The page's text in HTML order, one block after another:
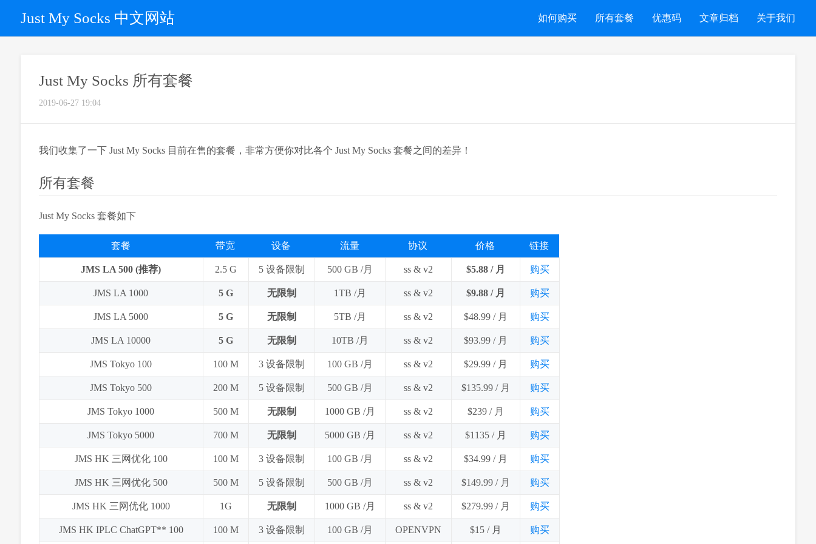
Just My Socks 中文网站 如何购买 所有套餐 优惠码 文章归档 关于我们
Just My Socks 所有套餐
2019-06-27 19:04
我们收集了一下 Just My Socks 目前在售的套餐，非常方便你对比各个 Just My Socks 套餐之间的差异！
所有套餐
Just My Socks 套餐如下
套餐 带宽 设备 流量 协议 价格 链接
JMS LA 500 (推荐) 2.5 G 5 设备限制 500 GB /月 ss & v2 $5.88 / 月 购买
JMS LA 1000 5 G 无限制 1TB /月 ss & v2 $9.88 / 月 购买
JMS LA 5000 5 G 无限制 5TB /月 ss & v2 $48.99 / 月 购买
JMS LA 10000 5 G 无限制 10TB /月 ss & v2 $93.99 / 月 购买
JMS Tokyo 100 100 M 3 设备限制 100 GB /月 ss & v2 $29.99 / 月 购买
JMS Tokyo 500 200 M 5 设备限制 500 GB /月 ss & v2 $135.99 / 月 购买
JMS Tokyo 1000 500 M 无限制 1000 GB /月 ss & v2 $239 / 月 购买
JMS Tokyo 5000 700 M 无限制 5000 GB /月 ss & v2 $1135 / 月 购买
JMS HK 三网优化 100 100 M 3 设备限制 100 GB /月 ss & v2 $34.99 / 月 购买
JMS HK 三网优化 500 500 M 5 设备限制 500 GB /月 ss & v2 $149.99 / 月 购买
JMS HK 三网优化 1000 1G 无限制 1000 GB /月 ss & v2 $279.99 / 月 购买
JMS HK IPLC ChatGPT** 100 100 M 3 设备限制 100 GB /月 OPENVPN $15 / 月 购买